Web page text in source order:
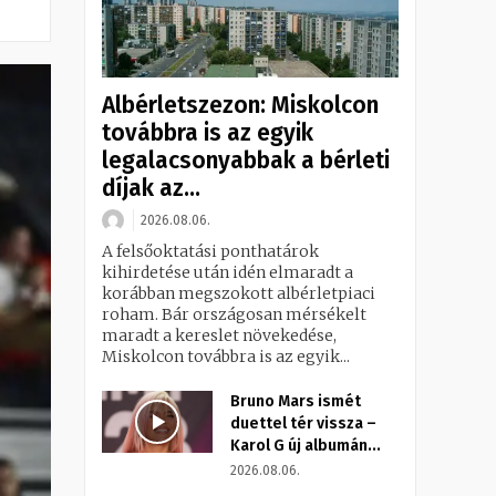
Albérletszezon: Miskolcon
továbbra is az egyik
legalacsonyabbak a bérleti
díjak az...
2026.08.06.
A felsőoktatási ponthatárok
kihirdetése után idén elmaradt a
korábban megszokott albérletpiaci
roham. Bár országosan mérsékelt
maradt a kereslet növekedése,
Miskolcon továbbra is az egyik...
Bruno Mars ismét
duettel tér vissza –
Karol G új albumán...
2026.08.06.